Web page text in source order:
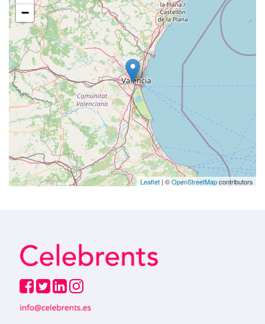
−
Leaflet | ©OpenStreetMapcontributors